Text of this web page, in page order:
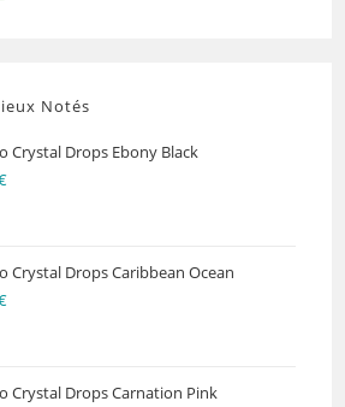
Notés
Crystal Drops Ebony Black
Crystal Drops Caribbean Ocean
Crystal Drops Carnation Pink